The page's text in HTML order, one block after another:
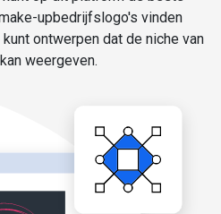
upbedrijfslogo's vinden
ontwerpen dat de niche van
weergeven.